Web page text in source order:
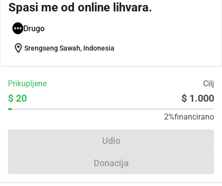
Spasi me od online lihvara.
Drugo
location_on Srengseng Sawah, Indonesia
Prikupljene Cilj
$ 20 $ 1.000
2%financirano
Udio
Donacija